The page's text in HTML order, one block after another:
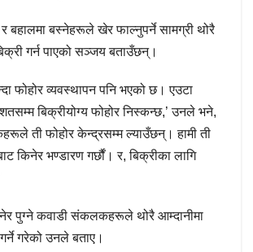
र बहालमा बस्नेहरूले खेर फाल्नुपर्ने सामग्री थोरै
गर्न पाएको सञ्जय बताउँछन्।
फोहोर व्यवस्थापन पनि भएको छ। एउटा
बिक्रीयोग्य फोहोर निस्कन्छ,’ उनले भने,
ती फोहोर केन्द्रसम्म ल्याउँछन्। हामी ती
किनेर भण्डारण गर्छौं। र, बिक्रीका लागि
पुग्ने कवाडी संकलकहरूले थोरै आम्दानीमा
गरेको उनले बताए।